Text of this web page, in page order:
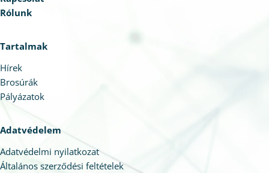
Rólunk
Tartalmak
Hírek
Brosúrák
Pályázatok
Adatvédelem
Adatvédelmi nyilatkozat
Általános szerződési feltételek